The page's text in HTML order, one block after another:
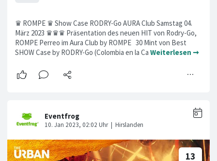
♛ ROMPE ♛ Show Case RODRY-Go AURA Club Samstag 04.
März 2023 ♛♛♛ Präsentation des neuen HIT von Rodry-Go,
ROMPE Perreo im Aura Club by ROMPE 30 Mint von Best
SHOW Case by RODRY-Go (Colombia en la Ca Weiterlesen ➞